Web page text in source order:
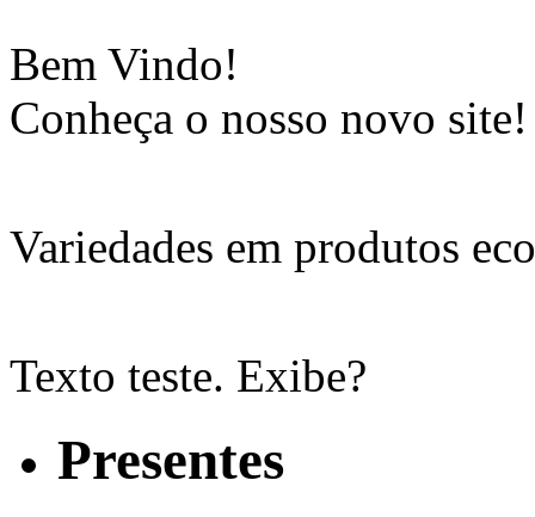
Bem Vindo!
Conheça o nosso novo site!
Variedades em produtos
Texto teste. Exibe?
Presentes